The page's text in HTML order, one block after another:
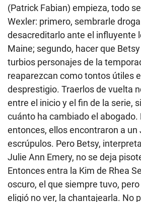
(Patrick Fabian) empieza, todo
Wexler: primero, sembrarle
desacreditarlo ante el influyente
Maine; segundo, hacer que
turbios personajes de la
reaparezcan como tontos útiles
desprestigio. Traerlos de vuelta
entre el inicio y el fin de la serie,
cuánto ha cambiado el abogado.
entonces, ellos encontraron a
escrúpulos. Pero Betsy,
Julie Ann Emery, no se deja
Entonces entra la Kim de Rhea
oscuro, el que siempre tuvo,
eligió no ver, la chantajearla. No